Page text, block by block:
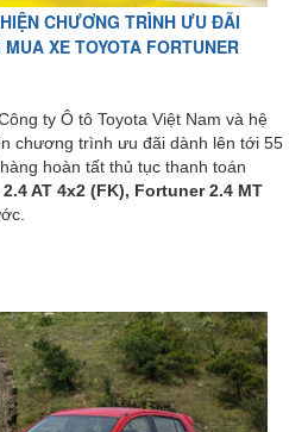
CHƯƠNG TRÌNH ƯU ĐÃI
XE TOYOTA FORTUNER
Công ty Ô tô Toyota Việt Nam và hệ
chương trình ưu đãi dành lên tới 55
hoàn tất thủ tục thanh toán
AT 4x2 (FK), Fortuner 2.4 MT